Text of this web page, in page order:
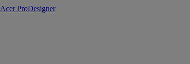
Acer ProDesigner